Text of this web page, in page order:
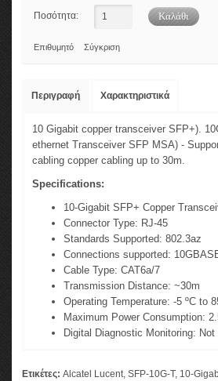
Ποσότητα:
Επιθυμητό Σύγκριση
Περιγραφή Χαρακτηριστικά
10 Gigabit copper transceiver SFP+).
ethernet Transceiver SFP MSA) -
cabling copper cabling up to 30m.
Specifications:
10-Gigabit SFP+ Copper
Connector Type: RJ-45
Standards Supported: 802.3az
Connections supported:
Cable Type: CAT6a/7
Transmission Distance: ~30m
Operating Temperature: -5 ºC to
Maximum Power Consumption:
Digital Diagnostic Monitoring: Not
Ετικέτες: Alcatel Lucent, SFP-10G-T, 10-